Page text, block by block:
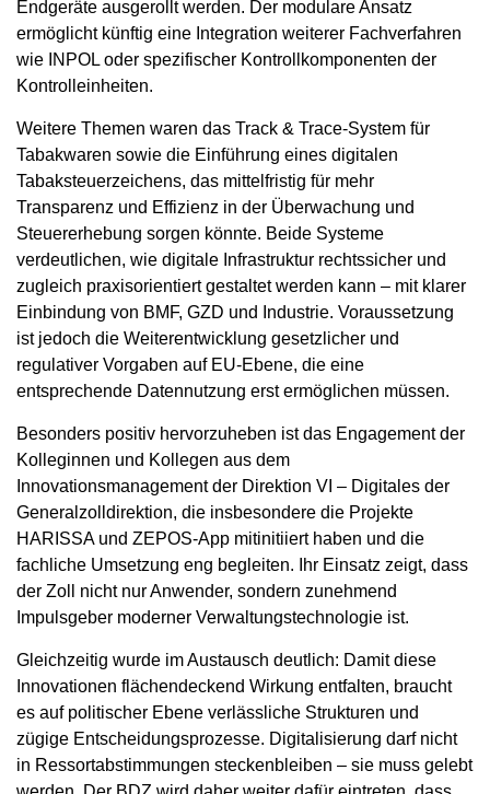
Endgeräte ausgerollt werden. Der modulare Ansatz
ermöglicht künftig eine Integration weiterer Fachverfahren
wie INPOL oder spezifischer Kontrollkomponenten der
Kontrolleinheiten.
Weitere Themen waren das Track & Trace-System für
Tabakwaren sowie die Einführung eines digitalen
Tabaksteuerzeichens, das mittelfristig für mehr
Transparenz und Effizienz in der Überwachung und
Steuererhebung sorgen könnte. Beide Systeme
verdeutlichen, wie digitale Infrastruktur rechtssicher und
zugleich praxisorientiert gestaltet werden kann – mit klarer
Einbindung von BMF, GZD und Industrie. Voraussetzung
ist jedoch die Weiterentwicklung gesetzlicher und
regulativer Vorgaben auf EU-Ebene, die eine
entsprechende Datennutzung erst ermöglichen müssen.
Besonders positiv hervorzuheben ist das Engagement der
Kolleginnen und Kollegen aus dem
Innovationsmanagement der Direktion VI – Digitales der
Generalzolldirektion, die insbesondere die Projekte
HARISSA und ZEPOS-App mitinitiiert haben und die
fachliche Umsetzung eng begleiten. Ihr Einsatz zeigt, dass
der Zoll nicht nur Anwender, sondern zunehmend
Impulsgeber moderner Verwaltungstechnologie ist.
Gleichzeitig wurde im Austausch deutlich: Damit diese
Innovationen flächendeckend Wirkung entfalten, braucht
es auf politischer Ebene verlässliche Strukturen und
zügige Entscheidungsprozesse. Digitalisierung darf nicht
in Ressortabstimmungen steckenbleiben – sie muss gelebt